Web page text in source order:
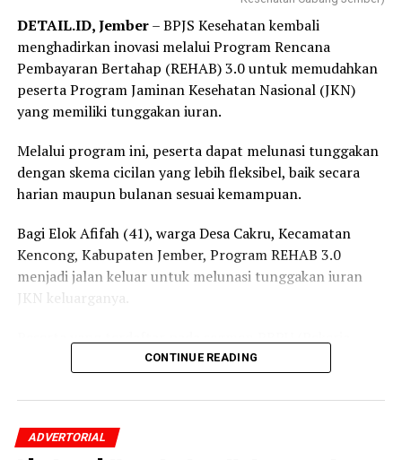
DETAIL.ID, Jember– BPJS Kesehatan kembali
menghadirkan inovasi melalui Program Rencana
Pembayaran Bertahap (REHAB) 3.0 untuk memudahkan
peserta Program Jaminan Kesehatan Nasional (JKN)
yang memiliki tunggakan iuran.
Melalui program ini, peserta dapat melunasi tunggakan
dengan skema cicilan yang lebih fleksibel, baik secara
harian maupun bulanan sesuai kemampuan.
Bagi Elok Afifah (41), warga Desa Cakru, Kecamatan
Kencong, Kabupaten Jember, Program REHAB 3.0
menjadi jalan keluar untuk melunasi tunggakan iuran
JKN keluarganya.
Bukan Penerima Upah) dan BP (Bukan Pekerja)
Pemerintah Daerah itu mengaku awalnya belum
mengetahui adanya program tersebut.
Setelah mendapatkan penjelasan dari petugas BPJS
CONTINUE READING
ADVERTORIAL